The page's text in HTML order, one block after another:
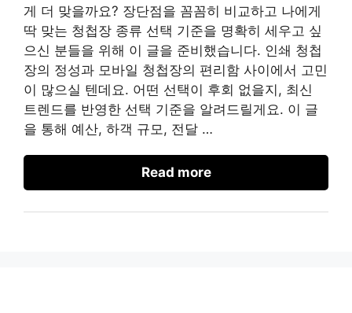
게 더 맞을까요? 장단점을 꼼꼼히 비교하고 나에게
딱 맞는 청첩장 종류 선택 기준을 명확히 세우고 싶
으신 분들을 위해 이 글을 준비했습니다. 인쇄 청첩
장의 정성과 모바일 청첩장의 편리함 사이에서 고민
이 많으실 텐데요. 어떤 선택이 후회 없을지, 최신
트렌드를 반영한 선택 기준을 알려드릴게요. 이 글
을 통해 예산, 하객 규모, 전달 …
Read more